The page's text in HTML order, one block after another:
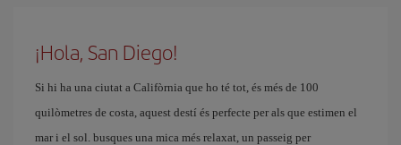
¡Hola, San Diego!
Si hi ha una ciutat a Califòrnia que ho té tot, és més de 100
quilòmetres de costa, aquest destí és perfecte per als que estimen el
mar i el sol. busques una mica més relaxat, un passeig per